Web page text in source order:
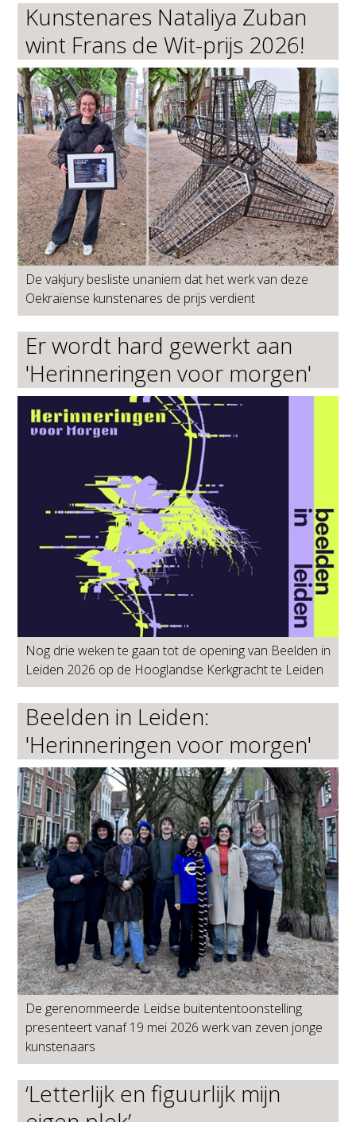
Kunstenares Nataliya Zuban
wint Frans de Wit-prijs 2026!
De vakjury besliste unaniem dat het werk van deze
Oekraïense kunstenares de prijs verdient
Er wordt hard gewerkt aan
'Herinneringen voor morgen'
Nog drie weken te gaan tot de opening van Beelden in
Leiden 2026 op de Hooglandse Kerkgracht te Leiden
Beelden in Leiden:
'Herinneringen voor morgen'
De gerenommeerde Leidse buitententoonstelling
presenteert vanaf 19 mei 2026 werk van zeven jonge
kunstenaars
‘Letterlijk en figuurlijk mijn